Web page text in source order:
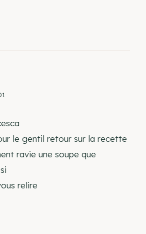
le gentil retour sur la recette
ravie une soupe que
relire